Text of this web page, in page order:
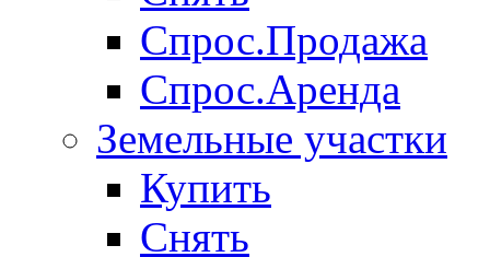
Спрос.Продажа
Спрос.Аренда
Земельные участки
Купить
Снять